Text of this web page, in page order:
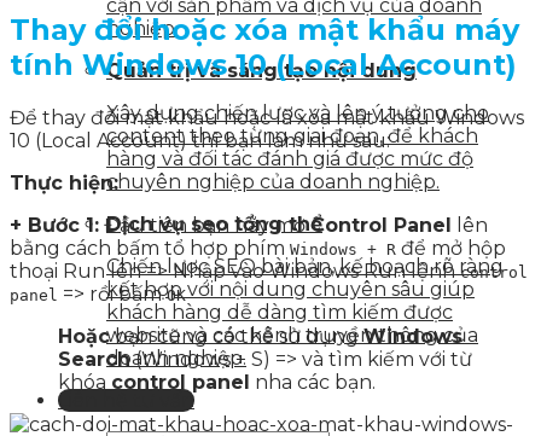
cận với sản phẩm và dịch vụ của doanh
nghiệp
Quản trị và sáng tạo nội dung
Xây dựng chiến lược và lên ý tưởng cho
content theo từng giai đoạn, để khách
hàng và đối tác đánh giá được mức độ
chuyên nghiệp của doanh nghiệp.
Dịch vụ seo tổng thể
Chiến lược SEO bài bản, kế hoạch rõ ràng
kết hợp với nội dung chuyên sâu giúp
khách hàng dễ dàng tìm kiếm được
website và các kênh truyền thông của
doanh nghiệp.
Liên hệ tư vấn
Thay đổi hoặc xóa mật khẩu máy
tính Windows 10 (Local Account)
Để thay đổi mật khẩu hoặc là xóa mật khẩu Windows
10 (Local Account) thì bạn làm như sau:
Thực hiện:
+ Bước 1: Đầu tiên bạn hãy mởControl Panel lên
bằng cách bấm tổ hợp phím Windows + R để mở hộp
thoại Run lên => Nhập vào Windows Run lệnhcontrol
panel => rồi bấmOK
Hoặcbạn cũng có thể sử dụngWindows
Search(Windows + S) => và tìm kiếm với từ
khóa control panel nha các bạn.